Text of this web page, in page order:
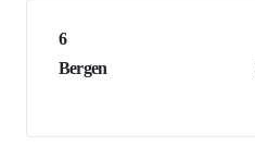
6
Bergen